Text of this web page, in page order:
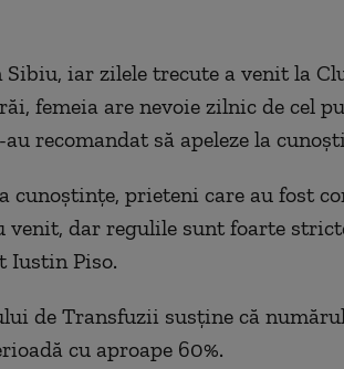
Sibiu, iar zilele trecute a venit la
femeia are nevoie zilnic de cel
recomandat să apeleze la
cunoștințe, prieteni care au fost
venit, dar regulile sunt foarte
Iustin Piso.
de Transfuzii susține că
cu aproape 60%.